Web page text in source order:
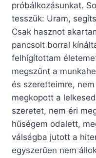
próbálkozásunkat.
tesszük: Uram,
Csak hasznot
pancsolt borral
felhígítottam
megszűnt a
és szeretteimre,
megkopott a
szeretet, nem éri
hűségem odalett,
válságba jutott a
egyszerűen nem